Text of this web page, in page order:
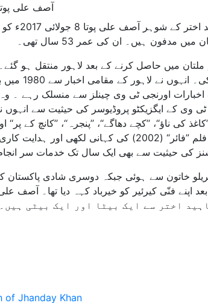
آصف علی
٭ سینئر صحافی ، معروف ڈرامہ
مدفون ہیں۔ ان کی عمر 53 سال تھی۔
تعلیم ملتان میں حاصل کرنے کے بعد لاہور منتقل ہو
یونیورسٹی سے ماس کمیونی کیشنز
اخبارات اورنجی ٹی وی چینلز سے منسلک رہے ۔ وہ
ناؤ‘‘، ’’کچے دھاگے‘‘، ’’پنجرہ‘‘، ’’کانچ کے پر‘‘
چہرہ‘‘ غیر معمولی کامیابی سے ہمکنار ہوئیں۔ انہوں نے ایک فلم ”فائر“ (2002) کی کہانی
کی حیثیت سے بھی ایک سال تک خدمات سر
خاتون سے ہوئی جبکہ دوسری شادی پاکستان
اپنے فنّی کیرئیر کو خیرباد کہہ دیا تھا۔ آصف